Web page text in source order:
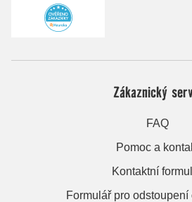
Zákaznický
FAQ
Pomoc a
Kontaktní
Formulář pro